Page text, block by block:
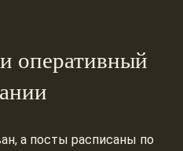
оперативный
а посты расписаны по